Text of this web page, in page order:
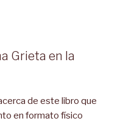
la
Murcia
curso
Grieta en la
de este libro que
en formato físico